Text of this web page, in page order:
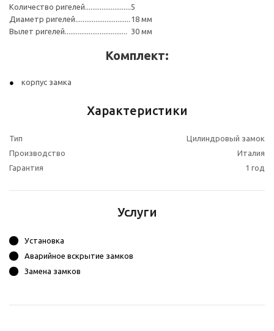
Количество ригелей.........................5
Диаметр ригелей.............................. 18 мм
Вылет ригелей.................................. 30 мм
Комплект:
корпус замка
Характеристики
Тип
Цилиндровый замок
Производство
Италия
Гарантия
1 год
Услуги
Установка
Аварийное вскрытие замков
Замена замков